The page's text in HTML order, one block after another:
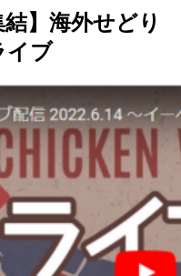
結】海外せどり
イブ